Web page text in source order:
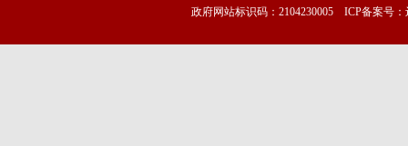
政府网站标识码：2104230005 ICP备案号：